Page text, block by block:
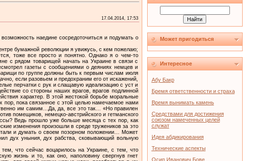
17.04.2014, 17:53
наедине сосредоточиться и подумать о
бумажной революции я увижусь, с кем пожелаю;
тоже все просто и понятно. Однако я о чем-то
с рядом товарищей начать на Украине в связи с
газеты с сообщениями о деяниях немцев и
по группе должны быть к первым числам июля
если разовьем и предохраним его от искажений,
перчатки с рук и слащавую идеализацию с уст и
со стороны наших врагов, врагов подлинной
характер. В этой жестокой борьбе моральные
пор, пока связанное с этой целью намечаемое нами
им самим…Да, да, все это так… «Но правилен
помещиков, немецко-австрийского и гетманского
Ведь прошло уже больше месяца с тех пор, как
изменения произошли в среде тружеников за это
и думать о своем позорном положении… Может
дух уныния, дух рабства, сковывающий вольную
что сейчас воцарилось на Украине, с тем, что
жизнь и то, как оно, наполовину свергнув гнет
Может пригодиться
Интересное
Абу Бакр
Бремя ответственности и страха
Время вынимать камень
Средствами для достижения
союзом намеченных целей
служат
Идея абдикирования
Технические аспекты
Осип Иванович Бове